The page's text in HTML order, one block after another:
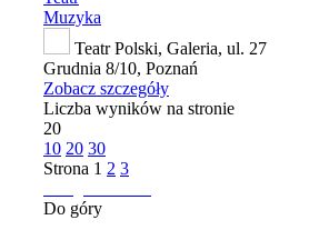
Muzyka
Teatr Polski, Galeria, ul. 27
Grudnia 8/10, Poznań
Zobacz szczegóły
Liczba wyników na stronie
20
10 20 30
Strona 1 2 3
Do góry